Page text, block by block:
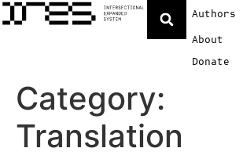
Authors
About
Donate
Category:
Translation